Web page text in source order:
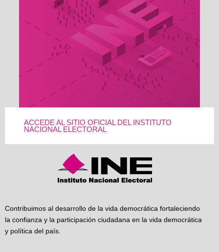
ACCEDE AL SITIO OFICIAL DEL INSTITUTO
NACIONAL ELECTORAL
Contribuimos al desarrollo de la vida democrática fortaleciendo
la confianza y la participación ciudadana en la vida democrática
y política del país.